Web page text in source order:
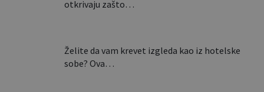
otkrivaju zašto…
Želite da vam krevet izgleda kao iz hotelske
sobe? Ova…